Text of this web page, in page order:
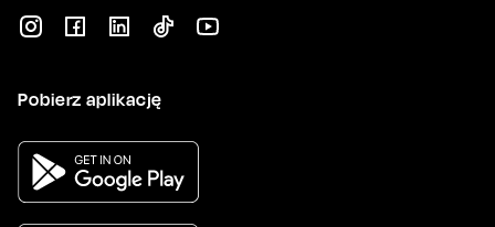
Pobierz aplikację